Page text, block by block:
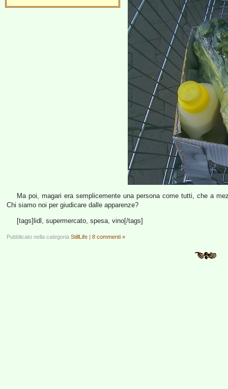
Ma poi, magari era semplicemente una persona come tutti, che a
Chi siamo noi per giudicare dalle apparenze?
[tags]lidl, supermercato, spesa, vino[/tags]
Pubblicato nella categoria StillLife | 8 commenti »